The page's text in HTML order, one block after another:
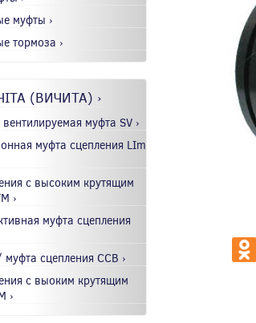
муфты ›
тормоза ›
(ВИЧИТА) ›
муфта SV ›
муфта сцепления LIm
с высоким крутящим
›
муфта сцепления
сцепления CCB ›
с выоким крутящим
›